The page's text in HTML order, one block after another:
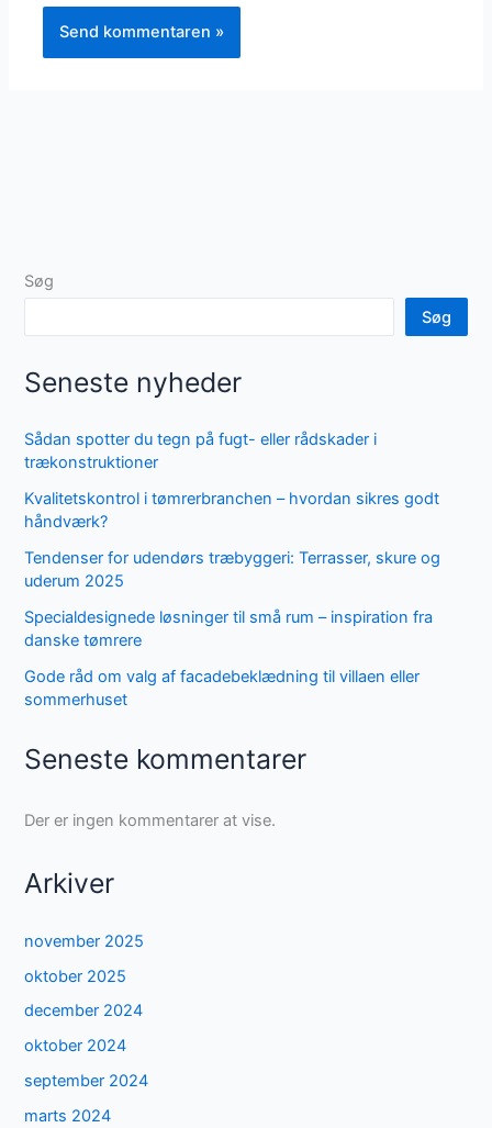
Søg
Søg
Seneste nyheder
Sådan spotter du tegn på fugt- eller rådskader i
trækonstruktioner
Kvalitetskontrol i tømrerbranchen – hvordan sikres godt
håndværk?
Tendenser for udendørs træbyggeri: Terrasser, skure og
uderum 2025
Specialdesignede løsninger til små rum – inspiration fra
danske tømrere
Gode råd om valg af facadebeklædning til villaen eller
sommerhuset
Seneste kommentarer
Der er ingen kommentarer at vise.
Arkiver
november 2025
oktober 2025
december 2024
oktober 2024
september 2024
marts 2024